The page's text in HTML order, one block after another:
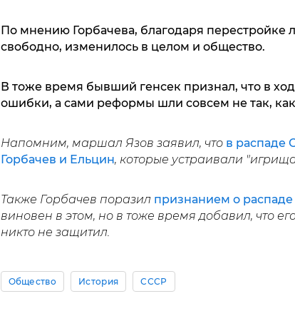
По мнению Горбачева, благодаря перестройке
свободно, изменилось в целом и общество.
В тоже время бывший генсек признал, что в
ошибки, а сами реформы шли совсем не так,
Напомним, маршал Язов заявил, что в распаде
Горбачев и Ельцин, которые устраивали
Также Горбачев поразил признанием о
виновен в этом, но в тоже время добавил, что
никто не защитил.
Общество История СССР